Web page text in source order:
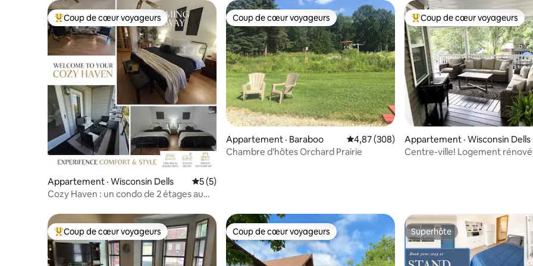
Coup de cœur voyageurs parmi les plus aimés
Coup de cœur voyageurs
Appartement · Wisconsin Dells Note moyenne de 5 sur 5, 5 commentaires
5 (5)
Cozy Haven : un condo de 2 étages au
Coup de cœur voyageurs
Coup de cœur voyageurs
Appartement · Baraboo Note moyenne de 4,87 sur 5, 308
4,87 (308)
Chambre d'hôtes Orchard Prairie
Coup de cœur voyageurs
Coup de cœur voyageurs
Appartement · Wisconsin Dells
Centre-ville! Logement
Coup de cœur voyageurs parmi les plus aimés
Coup de cœur voyageurs Coup de cœur voyageurs
Coup de cœur voyageurs Superhôte
Superhôte